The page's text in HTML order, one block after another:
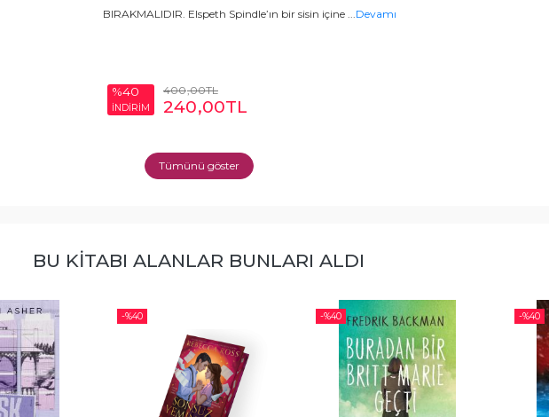
BIRAKMALIDIR. Elspeth Spindle’ın bir sisin içine ...Devamı
%40
İNDİRİM
400,00TL
240,00TL
Tümünü göster
BU KITABI ALANLAR BUNLARI ALDI
-%40 -%40 -%40